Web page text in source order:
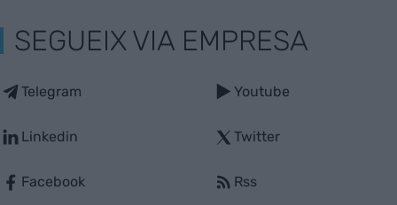
SEGUEIX VIA EMPRESA
Telegram
Linkedin
Facebook
Youtube
Twitter
Rss